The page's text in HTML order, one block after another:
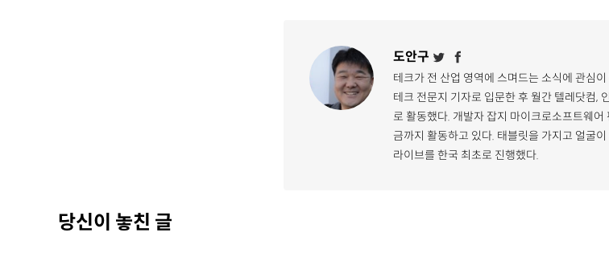
도안구
테크가 전 산업 영역에 스며드는 소식에 관심
테크 전문지 기자로 입문한 후 월간 텔레닷컴,
로 활동했다. 개발자 잡지 마이크로소프트웨어
금까지 활동하고 있다. 태블릿을 가지고 얼굴
라이브를 한국 최초로 진행했다.
당신이 놓친 글